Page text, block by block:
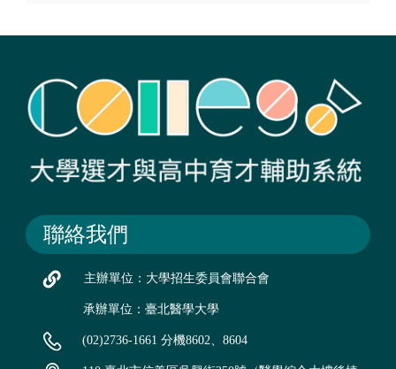
聯絡我們
主辦單位：大學招生委員會聯合會
承辦單位：臺北醫學大學
(02)2736-1661 分機8602、8604